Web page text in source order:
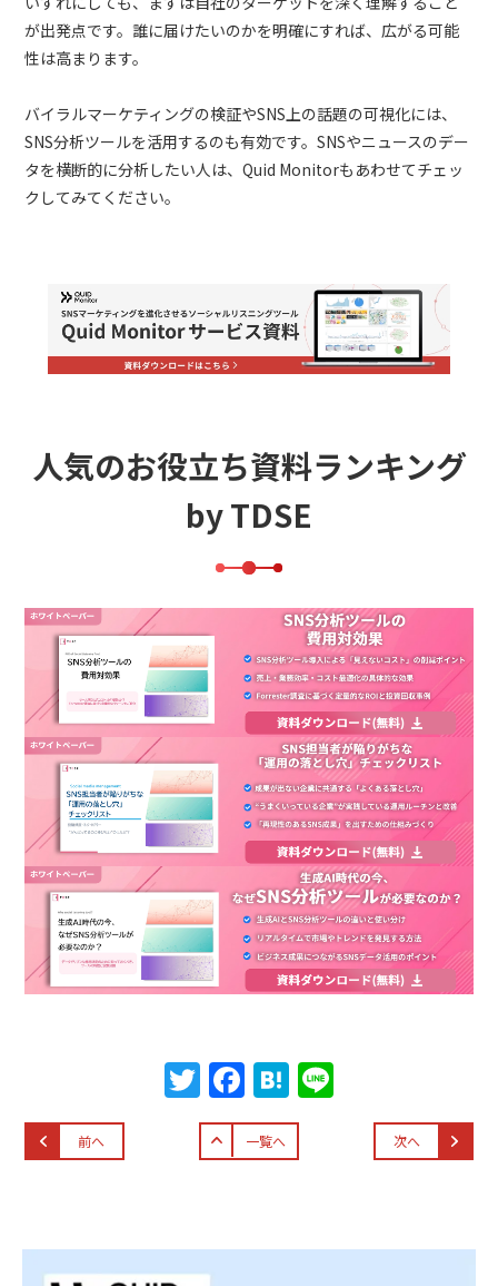
が出発点です。誰に届けたいのかを明確にすれば、広がる可能
性は高まります。
バイラルマーケティングの検証やSNS上の話題の可視化には、
SNS分析ツールを活用するのも有効です。SNSやニュースのデー
タを横断的に分析したい人は、Quid Monitorもあわせてチェッ
クしてみてください。
人気のお役立ち資料ランキング
by TDSE
T
w
itt
F
a
c
o
H
at
e
前へ 一覧へ 次へ